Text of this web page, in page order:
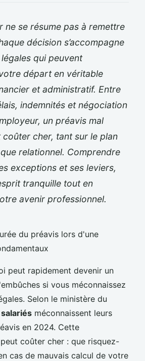
ne se résume pas à remettre
décision s’accompagne
légales qui peuvent
départ en véritable
et administratif. Entre
indemnités et négociation
un préavis mal
coûter cher, tant sur le plan
relationnel. Comprendre
exceptions et ses leviers,
tranquille tout en
avenir professionnel.
du préavis lors d'une
peut rapidement devenir un
si vous méconnaissez
Selon le ministère du
méconnaissent leurs
en 2024. Cette
coûter cher : que risquez-
cas de mauvais calcul de votre